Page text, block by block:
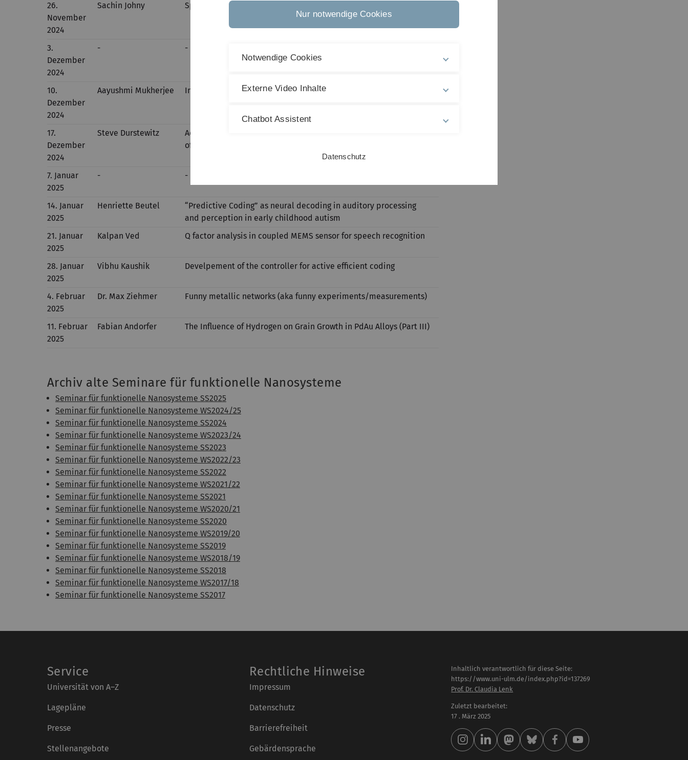
26.
November
2024
Sachin Johny Spoken digit classification using bio-inspired acoustic sensors
3.
Dezember
2024
- -
10.
Dezember
2024
Aayushmi Mukherjee Introdcution to NeuroSensEar and Experimental Result
17.
Dezember
2024
Steve Durstewitz
Acoustic Sensor Circuit Implementations based on the Principles
of Human Hearing
7. Januar
2025
- -
14. Januar
2025
Henriette Beutel
“Predictive Coding” as neural decoding in auditory processing
and perception in early childhood autism
21. Januar
2025
Kalpan Ved Q factor analysis in coupled MEMS sensor for speech recognition
28. Januar
2025
Vibhu Kaushik Develpement of the controller for active efficient coding
4. Februar
2025
Dr. Max Ziehmer Funny metallic networks (aka funny experiments/measurements)
11. Februar
2025
Fabian Andorfer The Influence of Hydrogen on Grain Growth in PdAu Alloys (Part III)
Archiv alte Seminare für funktionelle Nanosysteme
Seminar für funktionelle Nanosysteme SS2025
Seminar für funktionelle Nanosysteme WS2024/25
Seminar für funktionelle Nanosysteme SS2024
Seminar für funktionelle Nanosysteme WS2023/24
Seminar für funktionelle Nanosysteme SS2023
Seminar für funktionelle Nanosysteme WS2022/23
Seminar für funktionelle Nanosysteme SS2022
Seminar für funktionelle Nanosysteme WS2021/22
Seminar für funktionelle Nanosysteme SS2021
Seminar für funktionelle Nanosysteme WS2020/21
Seminar für funktionelle Nanosysteme SS2020
Seminar für funktionelle Nanosysteme WS2019/20
Seminar für funktionelle Nanosysteme SS2019
Seminar für funktionelle Nanosysteme WS2018/19
Seminar für funktionelle Nanosysteme SS2018
Seminar für funktionelle Nanosysteme WS2017/18
Seminar für funktionelle Nanosysteme SS2017
Service
Universität von A–Z
Lagepläne
Presse
Stellenangebote
Rechtliche Hinweise
Impressum
Datenschutz
Barrierefreiheit
Gebärdensprache
Inhaltlich verantwortlich für diese Seite:
https://www.uni-ulm.de/index.php?id=137269
Prof. Dr. Claudia Lenk
Zuletzt bearbeitet:
17 . März 2025
Nur notwendige Cookies
Notwendige Cookies
Externe Video Inhalte
Chatbot Assistent
Datenschutz